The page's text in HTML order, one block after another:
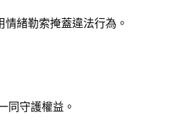
緒勒索掩蓋違法行為。
同守護權益。